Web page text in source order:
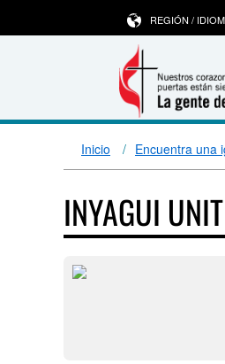
REGIÓN /
Inicio Encuentra una
INYAGUI